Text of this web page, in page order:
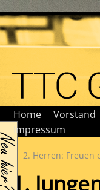
Home Vorstand
Impressum
← 2. Herren: Freuen
1.